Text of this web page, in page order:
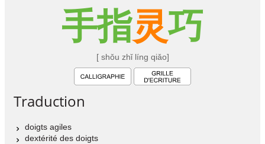
手指灵巧
[ shǒu zhǐ líng qiǎo]
Traduction
doigts agiles
dextérité des doigts